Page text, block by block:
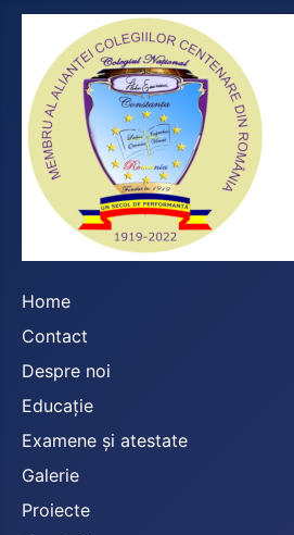
Home
Contact
Despre noi
Educație
Examene și atestate
Galerie
Proiecte